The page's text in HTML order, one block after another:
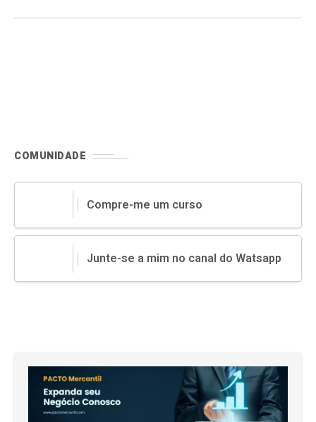
acumulação de riqueza, mas sim à
COMUNIDADE
Compre-me um curso
Junte-se a mim no canal do Watsapp